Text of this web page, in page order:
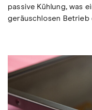
passive Kühlung, was
geräuschlosen